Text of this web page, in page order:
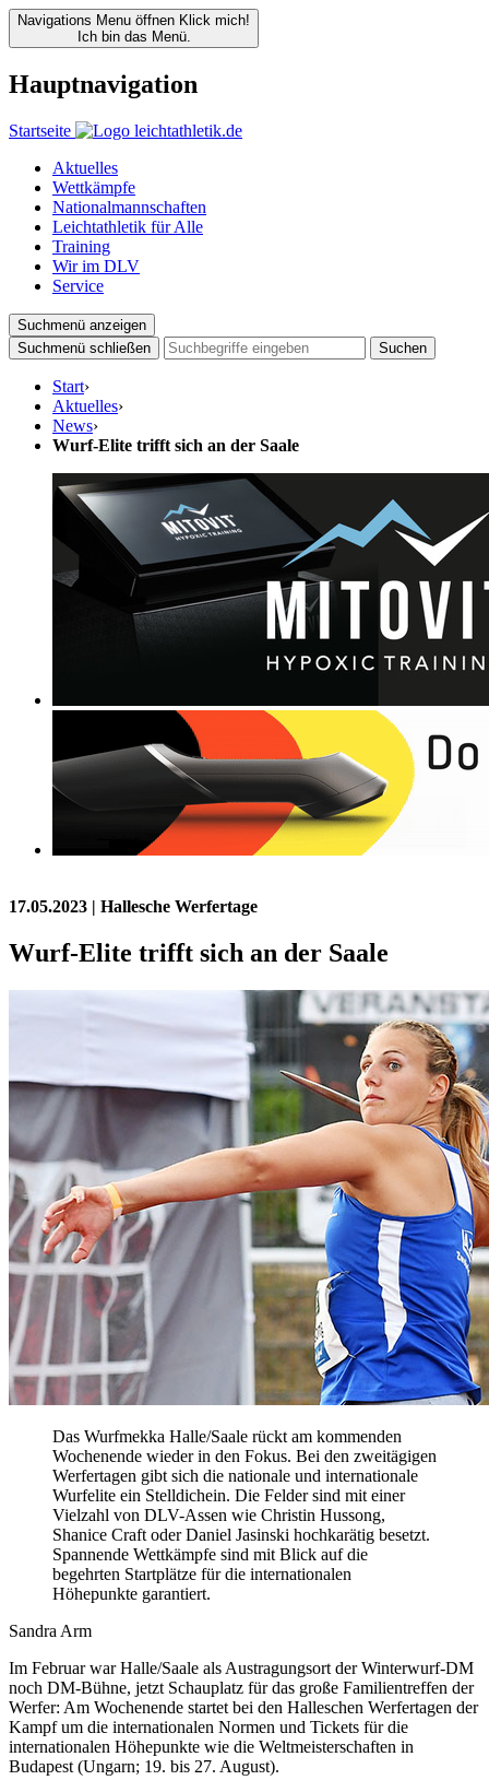
Navigations Menu öffnen Klick mich!
Ich bin das Menü.
Hauptnavigation
Startseite
Aktuelles
Wettkämpfe
Nationalmannschaften
Leichtathletik für Alle
Training
Wir im DLV
Service
Suchmenü anzeigen
Suchmenü schließen
Suchen
Start›
Aktuelles›
News›
Wurf-Elite trifft sich an der Saale
17.05.2023 | Hallesche Werfertage
Wurf-Elite trifft sich an der Saale
Das Wurfmekka Halle/Saale rückt am kommenden
Wochenende wieder in den Fokus. Bei den zweitägigen
Werfertagen gibt sich die nationale und internationale
Wurfelite ein Stelldichein. Die Felder sind mit einer
Vielzahl von DLV-Assen wie Christin Hussong,
Shanice Craft oder Daniel Jasinski hochkarätig besetzt.
Spannende Wettkämpfe sind mit Blick auf die
begehrten Startplätze für die internationalen
Höhepunkte garantiert.
Sandra Arm
Im Februar war Halle/Saale als Austragungsort der Winterwurf-DM
noch DM-Bühne, jetzt Schauplatz für das große Familientreffen der
Werfer: Am Wochenende startet bei den Halleschen Werfertagen der
Kampf um die internationalen Normen und Tickets für die
internationalen Höhepunkte wie die Weltmeisterschaften in
Budapest (Ungarn; 19. bis 27. August).